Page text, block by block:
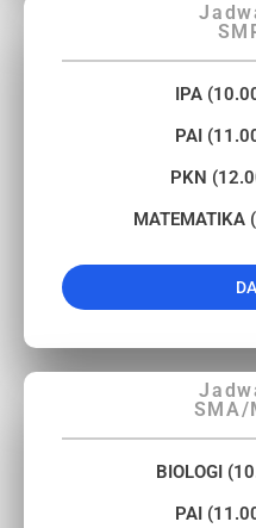
IPA
PAI
PKN
SMA/
BIOLOGI
PAI